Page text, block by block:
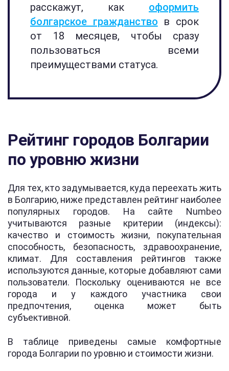
расскажут, как оформить
болгарское гражданство в срок
от 18 месяцев, чтобы сразу
пользоваться всеми
преимуществами статуса.
Рейтинг городов Болгарии
по уровню жизни
Для тех, кто задумывается, куда переехать жить
в Болгарию, ниже представлен рейтинг наиболее
популярных городов. На сайте Numbeo
учитываются разные критерии (индексы):
качество и стоимость жизни, покупательная
способность, безопасность, здравоохранение,
климат. Для составления рейтингов также
используются данные, которые добавляют сами
пользователи. Поскольку оцениваются не все
города и у каждого участника свои
предпочтения, оценка может быть
субъективной.
В таблице приведены самые комфортные
города Болгарии по уровню и стоимости жизни.